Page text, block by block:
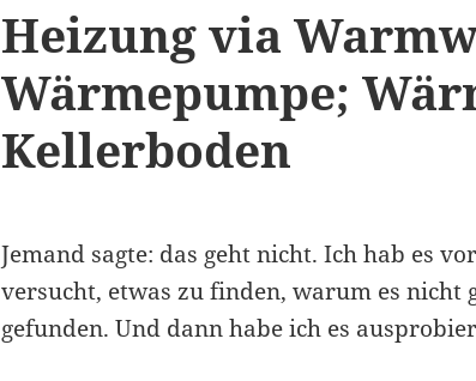
Heizung via
Wärmepumpe;
Kellerboden
Jemand sagte: das geht nicht. Ich hab es
versucht, etwas zu finden, warum es nicht
gefunden. Und dann habe ich es